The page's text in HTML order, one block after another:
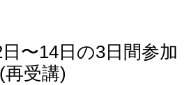
〜14日の3日間参加
(再受講)